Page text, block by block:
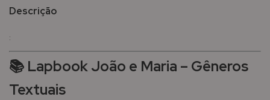
Descrição
:
📚 Lapbook João e Maria – Gêneros
Textuais